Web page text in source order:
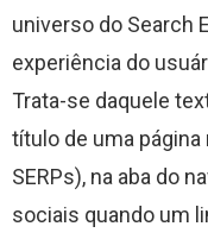
universo do Search
experiência do
Trata-se daquele
título de uma
SERPs), na aba do
sociais quando um